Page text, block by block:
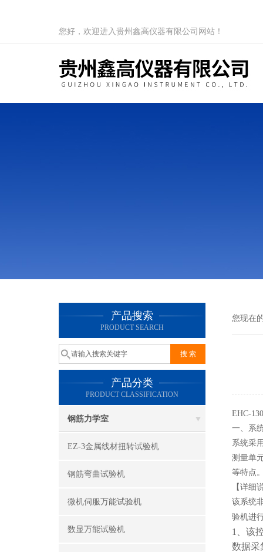
您好，欢迎进入贵州鑫高仪器有限公司网站！
产品搜索
PRODUCT SEARCH
产品分类
PRODUCT CLASSIFICATION
钢筋力学室
EZ-3金属线材扭转试验机
钢筋弯曲试验机
微机伺服万能试验机
数显万能试验机
您现在
EHC-
一、系
系统采
测量单
等特点
【详细
该系统
验机进
1、 该
数据采